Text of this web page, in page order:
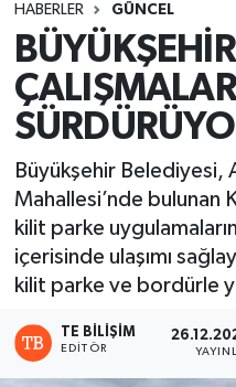
HABERLER GÜNCEL
Büyükşehir Belediyesi,
Mahallesi’nde bulunan
kilit parke
içerisinde ulaşımı
kilit parke ve bordürle
TE BILIŞIM
EDITÖR
Trafik Durumu
Süper Lig Puan
Tüm Manşetler
Son Dakika
Haber Arşivi